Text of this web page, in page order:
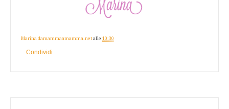
Marina damammaamamma.net alle 10:30
Condividi